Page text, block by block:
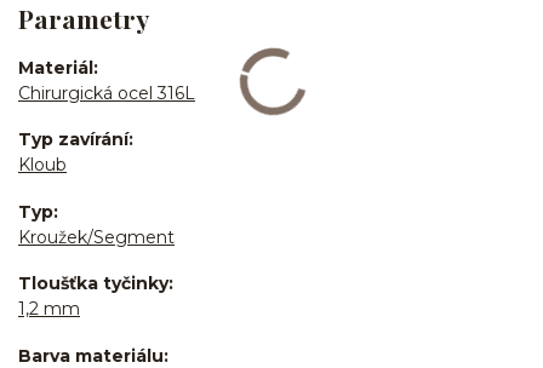
Parametry
Materiál
Chirurgická ocel 316L
Typ zavírání
Kloub
Typ
Kroužek/Segment
Tloušťka tyčinky
1,2 mm
Barva materiálu